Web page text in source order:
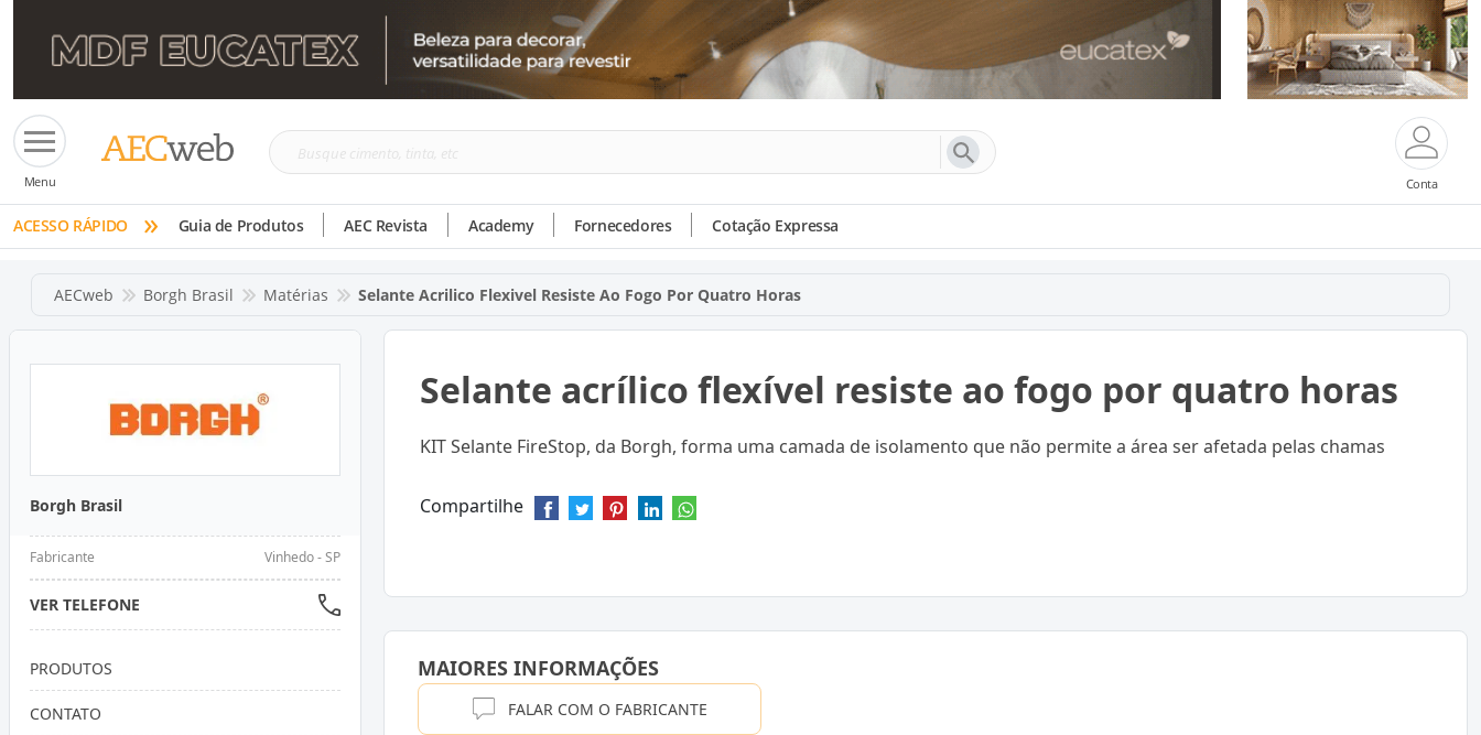
Menu
Busque
tinta,
etc
Conta
ACESSO RÁPIDO » Guia de Produtos AEC Revista Academy Fornecedores Cotação Expressa
AECweb Borgh Brasil Matérias Selante Acrilico Flexivel Resiste Ao Fogo Por Quatro Horas
Borgh Brasil
Fabricante Vinhedo - SP
VER TELEFONE
PRODUTOS
CONTATO
Selante acrílico flexível resiste ao fogo por quatro horas
KIT Selante FireStop, da Borgh, forma uma camada de isolamento que não permite a área ser afetada pelas chamas
Compartilhe
MAIORES INFORMAÇÕES
FALAR COM O FABRICANTE